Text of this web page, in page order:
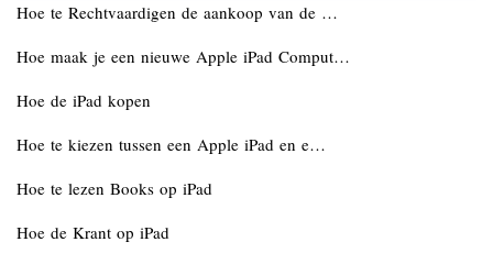
Hoe te Rechtvaardigen de aankoop van de …
Hoe maak je een nieuwe Apple iPad Comput…
Hoe de iPad kopen
Hoe te kiezen tussen een Apple iPad en e…
Hoe te lezen Books op iPad
Hoe de Krant op iPad